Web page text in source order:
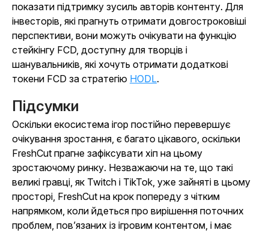
показати підтримку зусиль авторів контенту. Для
інвесторів, які прагнуть отримати довгостроковіші
перспективи, вони можуть очікувати на функцію
стейкінгу FCD, доступну для творців і
шанувальників, які хочуть отримати додаткові
токени FCD за стратегію HODL.
Підсумки
Оскільки екосистема ігор постійно перевершує
очікування зростання, є багато цікавого, оскільки
FreshCut прагне зафіксувати хіп на цьому
зростаючому ринку. Незважаючи на те, що такі
великі гравці, як Twitch і TikTok, уже зайняті в цьому
просторі, FreshCut на крок попереду з чітким
напрямком, коли йдеться про вирішення поточних
проблем, пов’язаних із ігровим контентом, і має